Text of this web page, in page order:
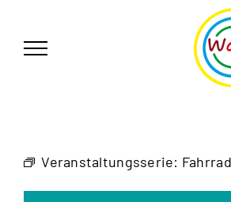
springen
Veranstaltungsserie: